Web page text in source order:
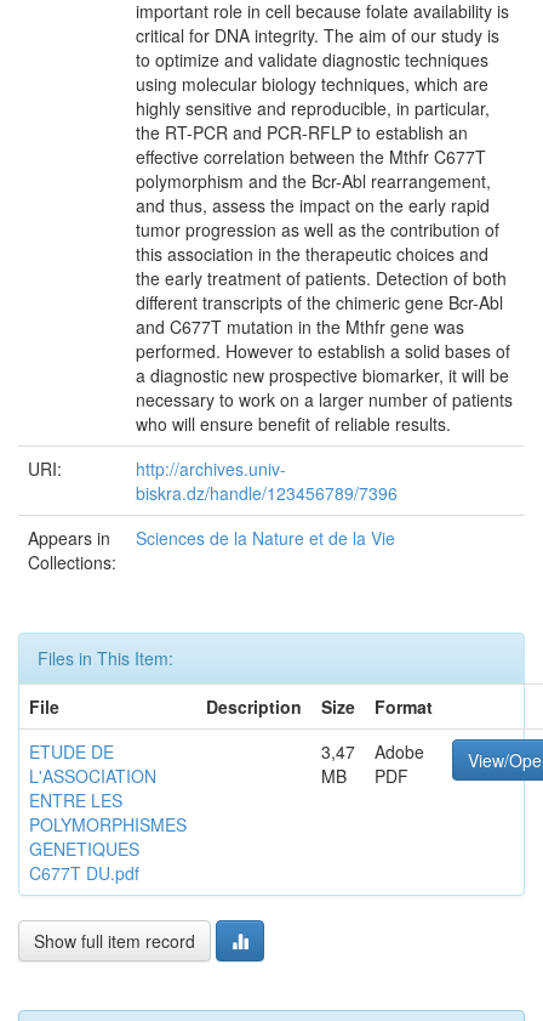
important role in cell because folate availability is
critical for DNA integrity. The aim of our study is
to optimize and validate diagnostic techniques
using molecular biology techniques, which are
highly sensitive and reproducible, in particular,
the RT-PCR and PCR-RFLP to establish an
effective correlation between the Mthfr C677T
polymorphism and the Bcr-Abl rearrangement,
and thus, assess the impact on the early rapid
tumor progression as well as the contribution of
this association in the therapeutic choices and
the early treatment of patients. Detection of both
different transcripts of the chimeric gene Bcr-Abl
and C677T mutation in the Mthfr gene was
performed. However to establish a solid bases of
a diagnostic new prospective biomarker, it will be
necessary to work on a larger number of patients
who will ensure benefit of reliable results.
URI:
http://archives.univ-
biskra.dz/handle/123456789/7396
Appears in
Collections:
Sciences de la Nature et de la Vie
Files in This Item:
File
Description Size
Format
ETUDE DE
L'ASSOCIATION
ENTRE LES
POLYMORPHISMES
GENETIQUES
C677T DU.pdf
3,47
MB
Adobe
PDF
View/
Show full item record